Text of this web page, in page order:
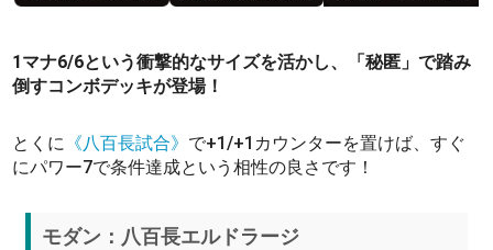
1マナ6/6という衝撃的なサイズを活かし、「秘匿」で踏み
倒すコンボデッキが登場！
とくに 《八百長試合》 で+1/+1カウンターを置けば、すぐ
にパワー7で条件達成という相性の良さです！
モダン：八百長エルドラージ